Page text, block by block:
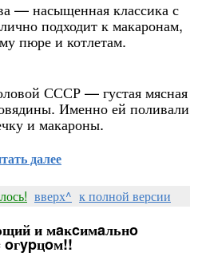
— насыщенная классика с
подходит к макаронам,
пюре и котлетам.
СССР — густая мясная
Именно ей поливали
и макароны.
далее
вверх^ к полной версии
и мaĸcимaльнo
oгypцoм!!